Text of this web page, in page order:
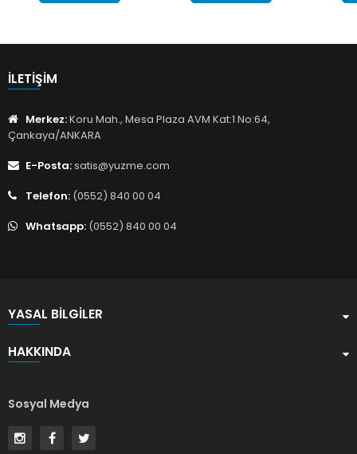
İLETIŞIM
Merkez:Koru Mah., Mesa Plaza AVM Kat:1 No:64,
Çankaya/ANKARA
E-Posta:satis@yuzme.com
Telefon: (0552) 840 00 04
Whatsapp: (0552) 840 00 04
YASAL BILGILER
HAKKINDA
Sosyal Medya